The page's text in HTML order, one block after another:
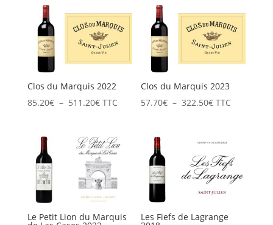
Clos du Marquis 2022
85.20€ – 511.20€Plage
85.20€
à
511.20€
TTC
Clos du Marquis 2023
57.70€ – 322.50€Plage
à
322.50€
TTC
Le Petit Lion du Marquis Les Fiefs de Lagrange